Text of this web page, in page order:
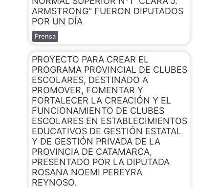
ARMSTRONG" FUERON DIPUTADOS
POR UN DÍA
Prensa
PROYECTO PARA CREAR EL
PROGRAMA PROVINCIAL DE CLUBES
ESCOLARES, DESTINADO A
PROMOVER, FOMENTAR Y
FORTALECER LA CREACIÓN Y EL
FUNCIONAMIENTO DE CLUBES
ESCOLARES EN ESTABLECIMIENTOS
EDUCATIVOS DE GESTIÓN ESTATAL
Y DE GESTIÓN PRIVADA DE LA
PROVINCIA DE CATAMARCA,
PRESENTADO POR LA DIPUTADA
ROSANA NOEMI PEREYRA
REYNOSO.